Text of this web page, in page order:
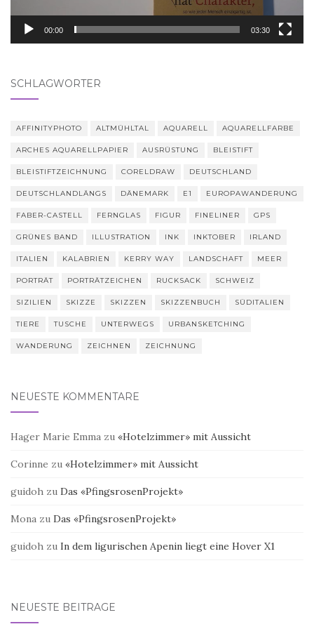
00:00 03:30
SCHLAGWÖRTER
AFFINITYPHOTO ALTMÜHLTAL AQUARELL AQUARELLFARBE
ARCHES AQUARELLPAPIER AUSRÜSTUNG BLEISTIFT
BLEISTIFTZEICHNUNG CORELDRAW DEUTSCHLAND
DEUTSCHLANDLÄNGS DÄNEMARK E1 EUROPAWANDERUNG
FABER-CASTELL FERNGLAS FIGUR FINELINER GPS
GRÜNES BAND ILLUSTRATION INK INKTOBER IRLAND
ITALIEN KALABRIEN KERRY WAY LANDSCHAFT MEER
PORTRÄT PORTRÄTZEICHEN RUCKSACK SCHWEIZ
SIZILIEN SKIZZE SKIZZEN SKIZZENBUCH SÜDITALIEN
TIERE TUSCHE UNTERWEGS URBANSKETCHING
WANDERUNG ZEICHNEN ZEICHNUNG
NEUESTE KOMMENTARE
Hager Marie Emma zu «Hotelzimmer» mit Aussicht
Corinne zu «Hotelzimmer» mit Aussicht
guidoh zu Das «PfingsrosenProjekt»
Mona zu Das «PfingsrosenProjekt»
guidoh zu In dem ligurischen Apenin liegt eine Hover X1
NEUESTE BEITRÄGE